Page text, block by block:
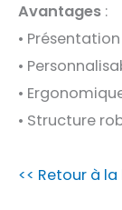
Avantages :
•
•
•
• Structure
<< Retour à